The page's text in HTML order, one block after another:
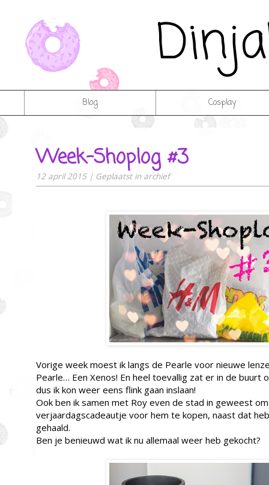
Blog Cosplay
Week-Shoplog #3
12 april 2015 | Geplaatst in archief
Vorige week moest ik langs de Pearle voor nieuwe
Pearle… Een Xenos! En heel toevallig zat er in de buurt
dus ik kon weer eens flink gaan inslaan!
Ook ben ik samen met Roy even de stad in geweest
verjaardagscadeautje voor hem te kopen, naast dat
gehaald.
Ben je benieuwd wat ik nu allemaal weer heb gekocht?